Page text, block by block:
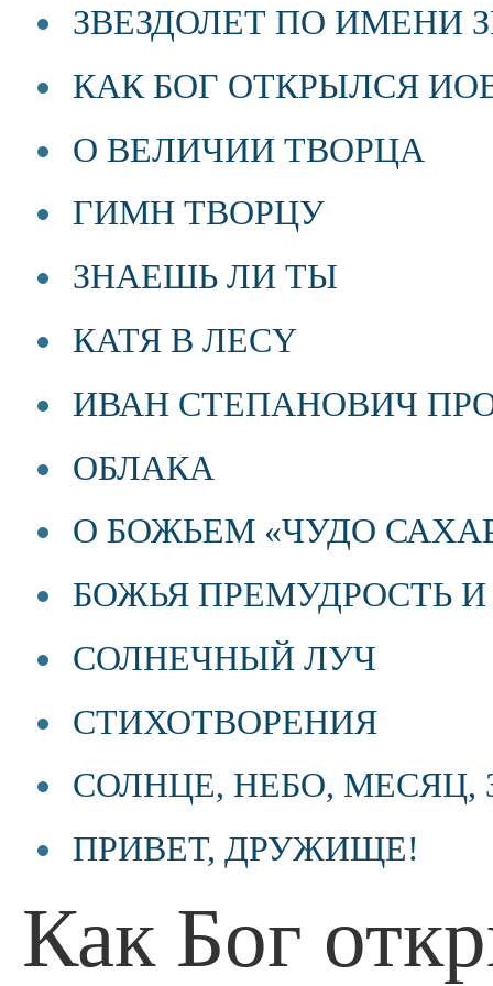
ЗВЕЗДОЛЕТ ПО ИМЕНИ
КАК БОГ ОТКРЫЛСЯ
О ВЕЛИЧИИ ТВОРЦА
ГИМН ТВОРЦУ
ЗНАЕШЬ ЛИ ТЫ
КАТЯ В ЛЕСY
ИВАН СТЕПАНОВИЧ
ОБЛАКА
О БОЖЬЕМ «ЧУДО
БОЖЬЯ ПРЕМУДРОСТЬ
СОЛНЕЧНЫЙ ЛУЧ
СТИХОТВОРЕНИЯ
СОЛНЦЕ, НЕБО, МЕСЯЦ,
ПРИВЕТ, ДРУЖИЩЕ!
Как Бог